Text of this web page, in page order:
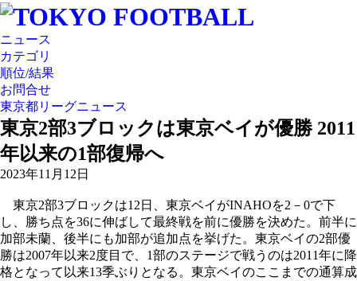
ニュース
カテゴリ
順位/結果
お問合せ
東京都リーグニュース
東京2部3ブロックは東京ベイが優勝 2011
年以来の1部復帰へ
2023年11月12日
東京2部3ブロックは12日、東京ベイがINAHOを2－0で下
し、勝ち点を36に伸ばして最終戦を前に優勝を決めた。前半に
加部未蘭、後半にも加部が追加点を挙げた。東京ベイの2部優
勝は2007年以来2度目で、1部のステージで戦うのは2011年に降
格となって以来13季ぶりとなる。東京ベイのここまでの通算成